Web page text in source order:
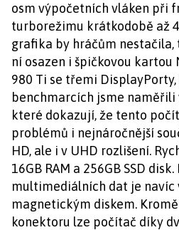
osm výpočetních vláken při
turborežimu krátkodobě až
grafika by hráčům
ní osazen i špičkovou kartou
980 Ti se třemi DisplayPorty,
benchmarcích jsme naměřili
které dokazují, že tento
problémů i nejnáročnější
HD, ale i v UHD rozlišení.
16GB RAM a 256GB SSD
multimediálních dat je navíc
magnetickým diskem.
konektoru lze počítač díky